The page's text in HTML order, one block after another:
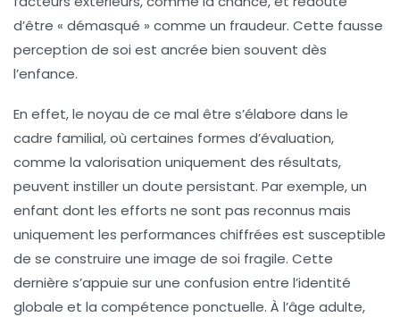
d’être « démasqué » comme un fraudeur. Cette fausse
perception de soi est ancrée bien souvent dès
l’enfance.
En effet, le noyau de ce mal être s’élabore dans le
cadre familial, où certaines formes d’évaluation,
comme la valorisation uniquement des résultats,
peuvent instiller un doute persistant. Par exemple, un
enfant dont les efforts ne sont pas reconnus mais
uniquement les performances chiffrées est susceptible
de se construire une image de soi fragile. Cette
dernière s’appuie sur une confusion entre l’identité
globale et la compétence ponctuelle. À l’âge adulte,